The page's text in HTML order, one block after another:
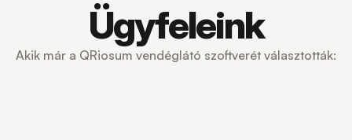
Ügyfeleink
Akik már a QRiosum vendéglátó szoftverét választották: